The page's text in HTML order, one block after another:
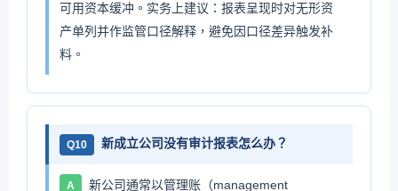
可用资本缓冲。实务上建议：报表呈现时对无形资
产单列并作监管口径解释，避免因口径差异触发补
料。
Q10 新成立公司没有审计报表怎么办？
A
新公司通常以管理账（management